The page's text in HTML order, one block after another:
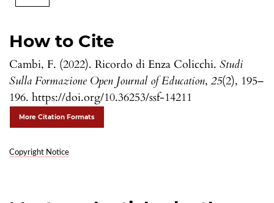
How to Cite
Cambi, F. (2022). Ricordo di Enza Colicchi. Studi
Sulla Formazione Open Journal of Education, 25(2), 195–
196. https://doi.org/10.36253/ssf-14211
More Citation Formats
Copyright Notice